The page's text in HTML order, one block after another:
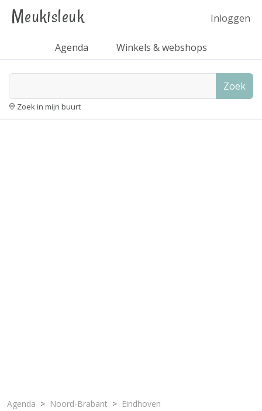
Meukisleuk Inloggen
Agenda Winkels & webshops
Zoek
Zoek in mijn buurt
Agenda Noord-Brabant Eindhoven